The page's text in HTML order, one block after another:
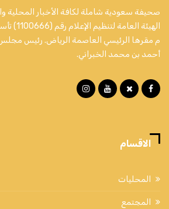
صحيفة سعودية شاملة لكافة الأخبار المحلية
م مقرها الرئيسي العاصمة الرياض. رئيس مجلس
أحمد بن محمد الخبراني.
الاقسام
المحليات
المجتمع